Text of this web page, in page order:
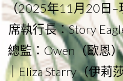
（2025年11月20日–
席執行長：Story
總監：Owen（歐恩）
｜Eliza Starry（伊莉